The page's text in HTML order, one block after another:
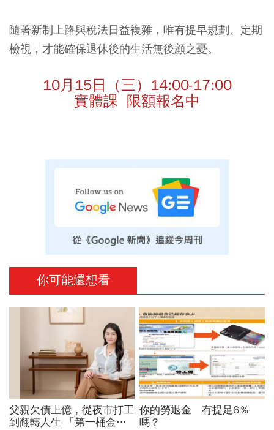
隨著新制上路與稅法日益複雜，唯有提早規劃、定期
檢視，才能確保退休後的生活無後顧之憂。
10月 15日（三） 14:00-17:00
實體課 限額報名中
你可能還想看
父親欠債上億，從夜市打工
到翻轉人生 「第一桶金幸
你的勞退金 有提足6％
嗎？